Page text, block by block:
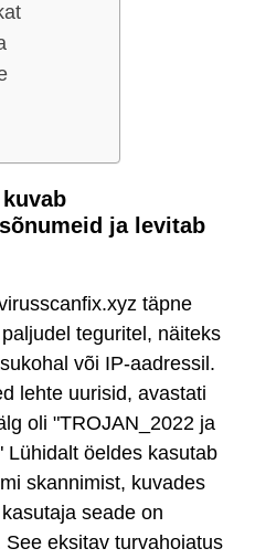
ja levitab
täpne
teguritel, näiteks
või IP-aadressil.
lehte uurisid, avastati
oli "TROJAN_2022 ja
Lühidalt öeldes kasutab
skannimist, kuvades
seade on
eksitav turvahoiatus